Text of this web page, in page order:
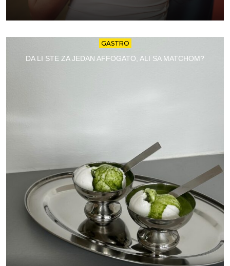
GASTRO
DA LI STE ZA JEDAN AFFOGATO, ALI SA MATCHOM?